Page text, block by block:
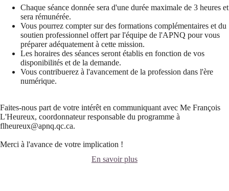
Chaque séance donnée sera d'une durée maximale de 3 heures et
sera rémunérée.
Vous pourrez compter sur des formations complémentaires et du
soutien professionnel offert par l'équipe de l'APNQ pour vous
préparer adéquatement à cette mission.
Les horaires des séances seront établis en fonction de vos
disponibilités et de la demande.
Vous contribuerez à l'avancement de la profession dans l'ère
numérique.
Faites-nous part de votre intérêt en communiquant avec Me François
L'Heureux, coordonnateur responsable du programme à
flheureux@apnq.qc.ca.
Merci à l'avance de votre implication !
En savoir plus